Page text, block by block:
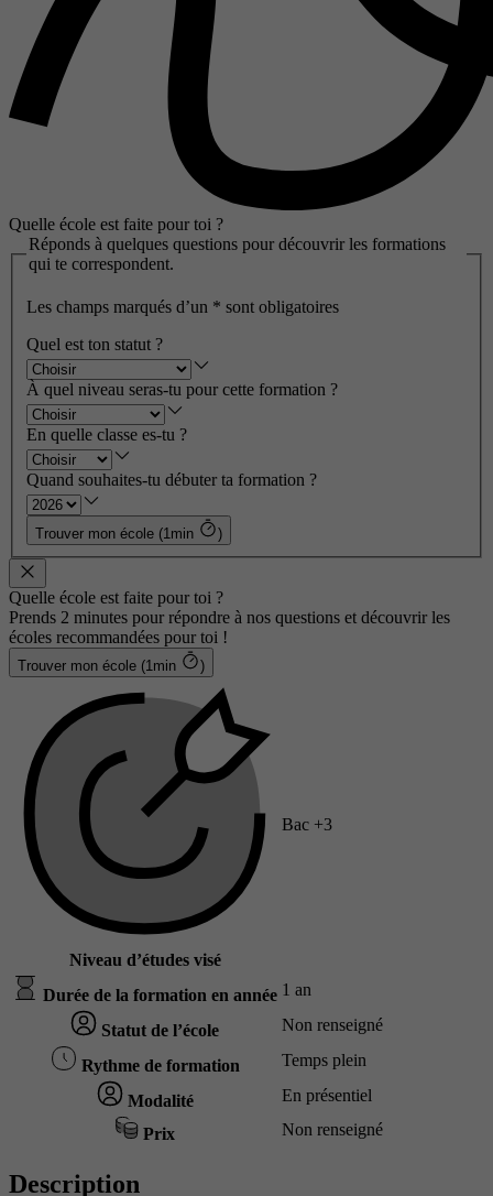
Quelle école est faite pour toi ?
Réponds à quelques questions pour découvrir les formations
qui te correspondent.
Les champs marqués d’un * sont obligatoires
Quel est ton statut ?
À quel niveau seras-tu pour cette formation ?
En quelle classe es-tu ?
Quand souhaites-tu débuter ta formation ?
Trouver mon école (1min )
Quelle école est faite pour toi ?
Prends 2 minutes pour répondre à nos questions et découvrir les
écoles recommandées pour toi !
Trouver mon école (1min )
Niveau d’études visé
Bac +3
Durée de la formation en année 1 an
Statut de l’école Non renseigné
Rythme de formation Temps plein
Modalité En présentiel
Prix Non renseigné
Description